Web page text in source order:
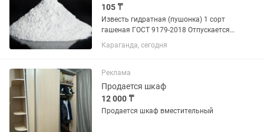
105 ₸
Известь гидратная (пушонка) 1 сорт
гашеная ГОСТ 9179-2018 Отпускается в
биг-бэгах массой от 500 до 650 кг
Караганда, сегодня
Реклама
Продается шкаф
12 000 ₸
Продается шкаф вместительный